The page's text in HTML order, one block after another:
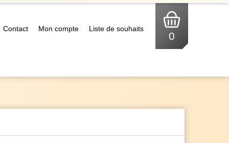
Contact Mon compte Liste de souhaits
0